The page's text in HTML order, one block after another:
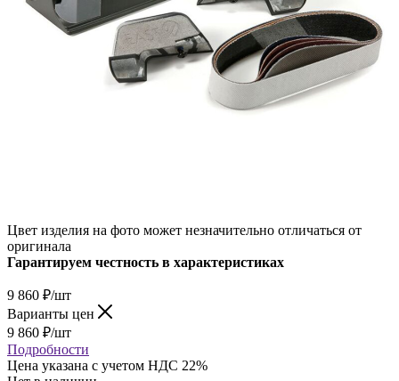
Цвет изделия на фото может незначительно отличаться от
оригинала
Гарантируем честность в характеристиках
9 860 ₽/шт
Варианты цен
9 860 ₽/шт
Подробности
Цена указана с учетом НДС 22%